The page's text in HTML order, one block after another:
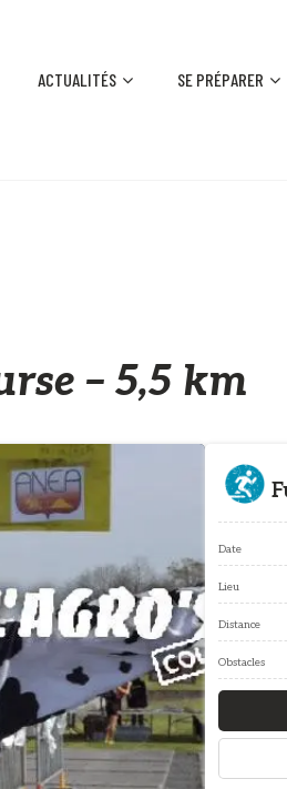
ACTUALITÉS SE PRÉPARER
– 5,5 km
Date
Lieu
Distance
Obstacles